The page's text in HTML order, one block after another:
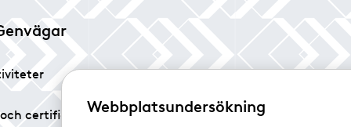
certifiering
Tidningen Glas
Medlemsservice/Logga in
Webbplatsundersökning